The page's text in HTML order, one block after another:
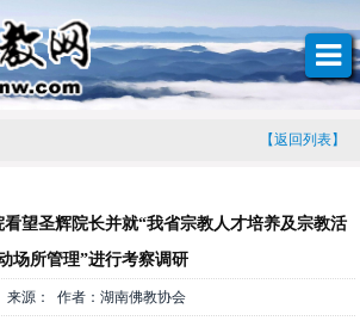
【返回列表】
望圣辉院长并就“我省宗教人才培养及宗教活
场所管理”进行考察调研
来源： 作者：湖南佛教协会